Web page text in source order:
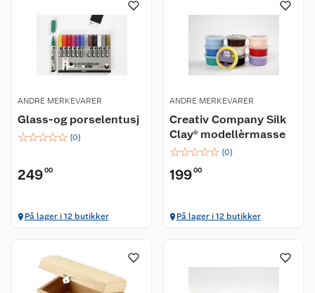
ANDRE MERKEVARER
Glass-og porselentusj
☆☆☆☆☆ (0)
24900
På lager i 12 butikker
ANDRE MERKEVARER
Creativ Company Silk
Clay® modellèrmasse
☆☆☆☆☆ (0)
19900
På lager i 12 butikker